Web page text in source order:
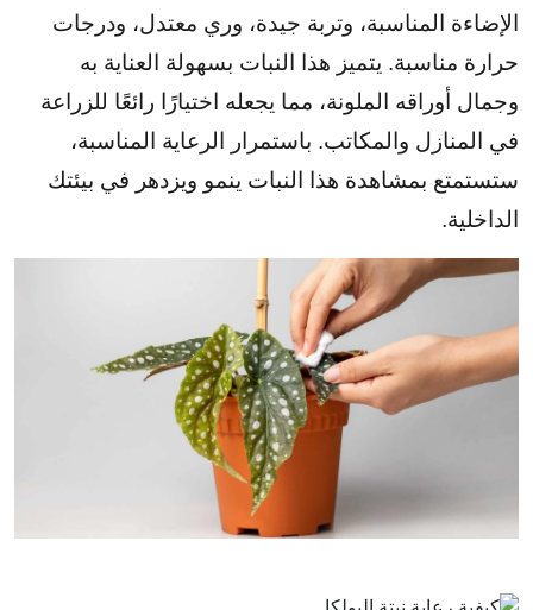
الإضاءة المناسبة، وتربة جيدة، وري معتدل، ودرجات
حرارة مناسبة. يتميز هذا النبات بسهولة العناية به
وجمال أوراقه الملونة، مما يجعله اختيارًا رائعًا للزراعة
في المنازل والمكاتب. باستمرار الرعاية المناسبة،
ستستمتع بمشاهدة هذا النبات ينمو ويزدهر في بيئتك
الداخلية.